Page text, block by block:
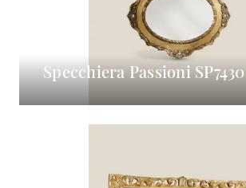
Specchiera Passioni SP7430